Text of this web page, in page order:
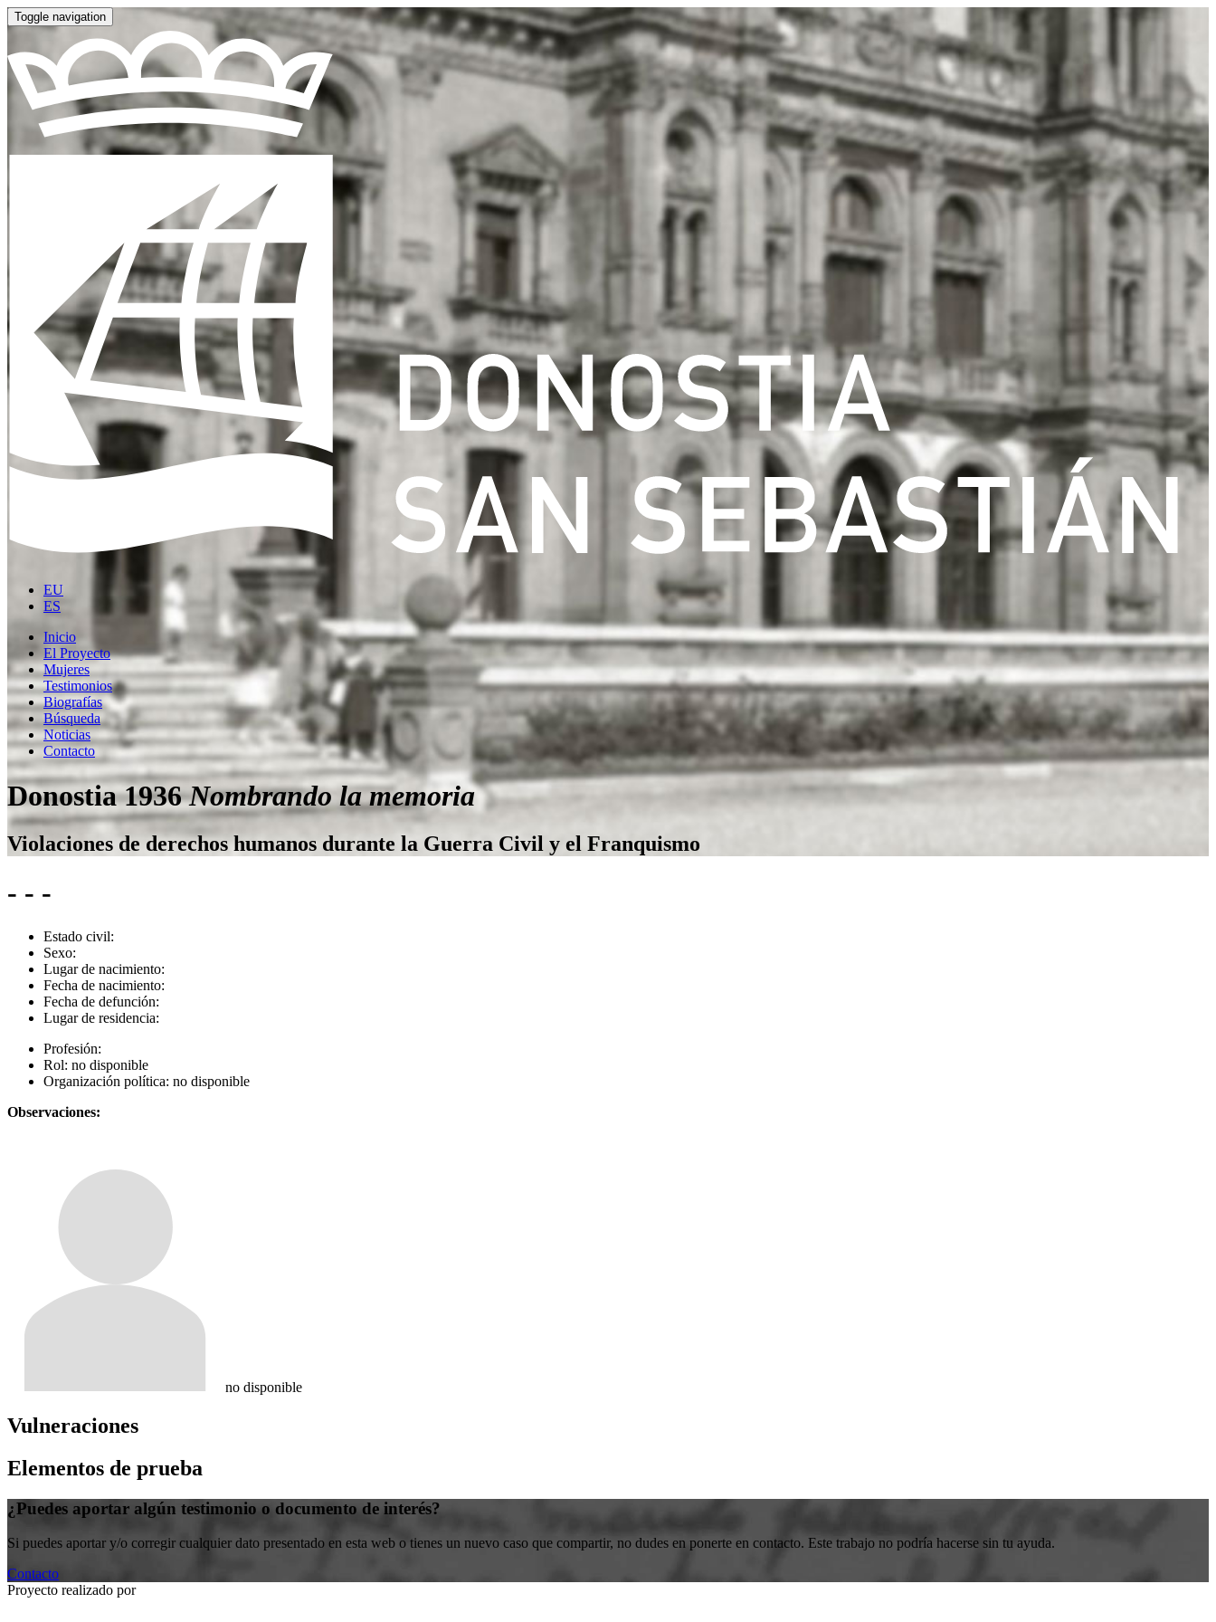
Toggle navigation
EU
ES
Inicio
El Proyecto
Mujeres
Testimonios
Biografías
Búsqueda
Noticias
Contacto
Donostia 1936Nombrando la memoria
Violaciones de derechos humanos durante la Guerra Civil y el Franquismo
- - -
Estado civil:
Sexo:
Lugar de nacimiento:
Fecha de nacimiento:
Fecha de defunción:
Lugar de residencia:
Profesión:
Rol: no disponible
Organización política: no disponible
Observaciones:
no disponible
Vulneraciones
Elementos de prueba
¿Puedes aportar algún testimonio o documento de interés?
Si puedes aportar y/o corregir cualquier dato presentado en esta web o tienes un nuevo caso que compartir, no dudes en ponerte en contacto. Este trabajo no podría hacerse sin tu ayuda.
Contacto
Proyecto realizado por